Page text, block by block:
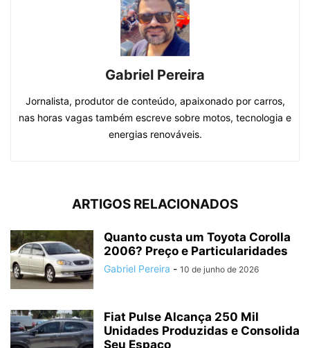
Gabriel Pereira
Jornalista, produtor de conteúdo, apaixonado por carros,
nas horas vagas também escreve sobre motos, tecnologia e
energias renováveis.
ARTIGOS RELACIONADOS
Quanto custa um Toyota Corolla
2006? Preço e Particularidades
Gabriel Pereira - 10 de junho de 2026
Fiat Pulse Alcança 250 Mil
Unidades Produzidas e Consolida
Seu Espaço